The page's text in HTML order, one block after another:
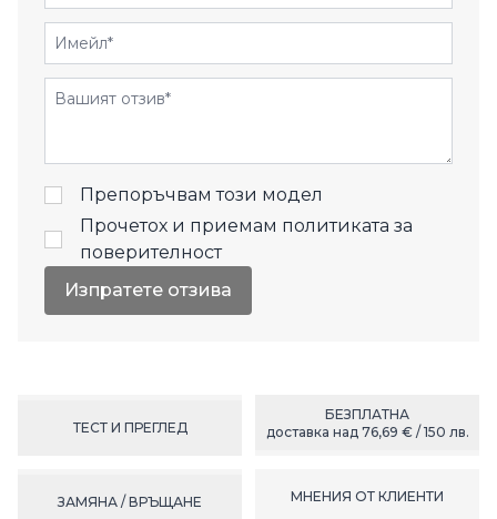
Имейл
Отзиви
Препоръчвам този модел
Прочетох и приемам политиката за
поверителност
Изпратете отзива
ТЕСТ И ПРЕГЛЕД
БЕЗПЛАТНА
доставка над 76,69 € / 150 лв.
ЗАМЯНА / ВРЪЩАНЕ МНЕНИЯ ОТ КЛИЕНТИ